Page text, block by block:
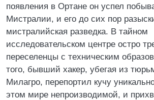
появления в Ортане он успел
Мистралии, и его до сих пор
мистралийская разведка. В тайном
исследовательском центре остро
переселенцы с техническим
того, бывший хакер, убегая из
Милагро, перепортил кучу
этом мире непроизводимой, и